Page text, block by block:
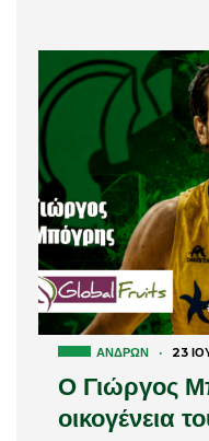
ΑΝΔΡΏΝ · 23
Ο Γιώργος
οικογένεια